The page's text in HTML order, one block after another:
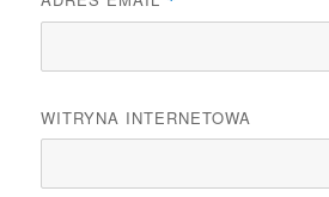
WITRYNA INTERNETOWA